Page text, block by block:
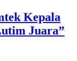
Kepala
Juara”